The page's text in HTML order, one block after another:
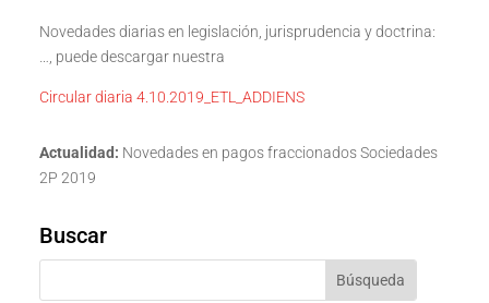
Novedades diarias en legislación, jurisprudencia y doctrina:
…, puede descargar nuestra
Circular diaria 4.10.2019_ETL_ADDIENS
Actualidad: Novedades en pagos fraccionados Sociedades
2P 2019
Buscar